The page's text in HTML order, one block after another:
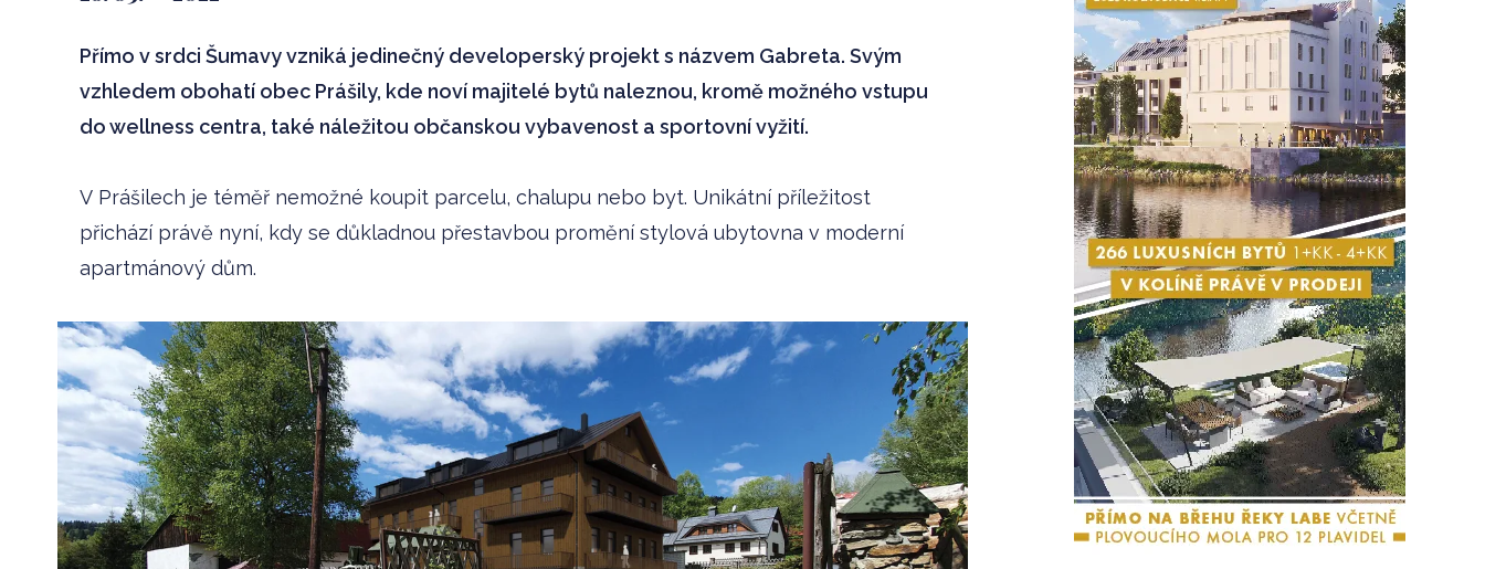
Přímo v srdci Šumavy vzniká jedinečný developerský projekt s názvem Gabreta. Svým
vzhledem obohatí obec Prášily, kde noví majitelé bytů naleznou, kromě možného vstupu
do wellness centra, také náležitou občanskou vybavenost a sportovní vyžití.
V Prášilech je téměř nemožné koupit parcelu, chalupu nebo byt. Unikátní příležitost
přichází právě nyní, kdy se důkladnou přestavbou promění stylová ubytovna v moderní
apartmánový dům.